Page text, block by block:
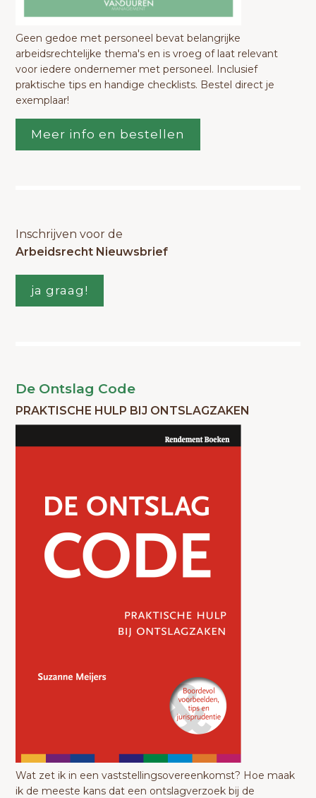
Geen gedoe met personeel bevat belangrijke
arbeidsrechtelijke thema's en is vroeg of laat relevant
voor iedere ondernemer met personeel. Inclusief
praktische tips en handige checklists. Bestel direct je
exemplaar!
Meer info en bestellen
Inschrijven voor de
Arbeidsrecht Nieuwsbrief
ja graag!
De Ontslag Code
PRAKTISCHE HULP BIJ ONTSLAGZAKEN
Wat zet ik in een vaststellingsovereenkomst? Hoe maak
ik de meeste kans dat een ontslagverzoek bij de